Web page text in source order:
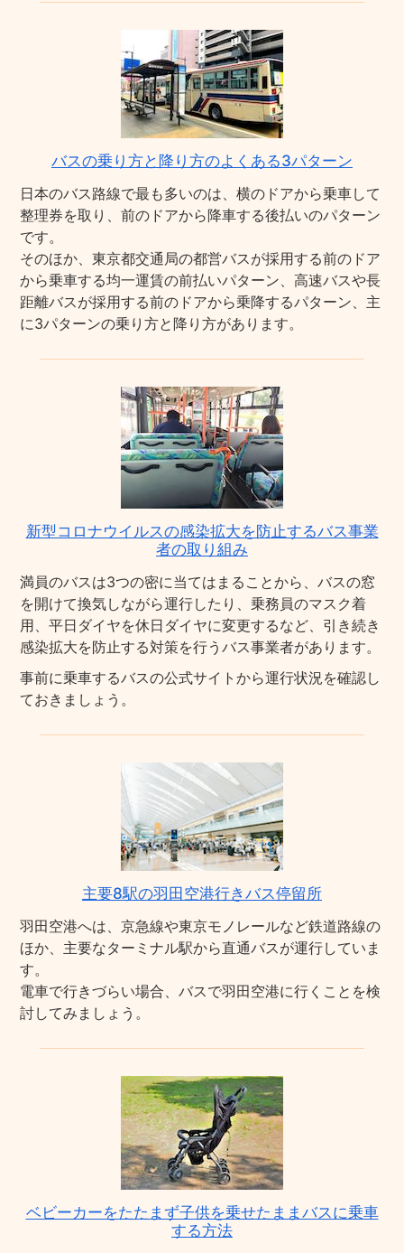
バスの乗り方と降り方のよくある3パターン
日本のバス路線で最も多いのは、横のドアから乗車して
整理券を取り、前のドアから降車する後払いのパターン
です。
そのほか、東京都交通局の都営バスが採用する前のドア
から乗車する均一運賃の前払いパターン、高速バスや長
距離バスが採用する前のドアから乗降するパターン、主
に3パターンの乗り方と降り方があります。
新型コロナウイルスの感染拡大を防止するバス事業
者の取り組み
満員のバスは3つの密に当てはまることから、バスの窓
を開けて換気しながら運行したり、乗務員のマスク着
用、平日ダイヤを休日ダイヤに変更するなど、引き続き
感染拡大を防止する対策を行うバス事業者があります。
事前に乗車するバスの公式サイトから運行状況を確認し
ておきましょう。
主要8駅の羽田空港行きバス停留所
羽田空港へは、京急線や東京モノレールなど鉄道路線の
ほか、主要なターミナル駅から直通バスが運行していま
す。
電車で行きづらい場合、バスで羽田空港に行くことを検
討してみましょう。
ベビーカーをたたまず子供を乗せたままバスに乗車
する方法